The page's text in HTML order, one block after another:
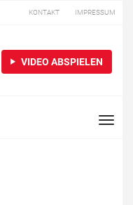
KONTAKT IMPRESSUM
VIDEO ABSPIELEN
Toggle